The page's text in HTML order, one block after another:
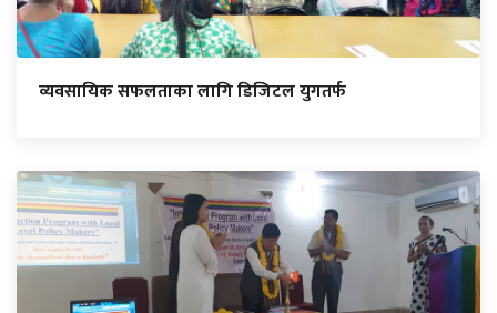
व्यवसायिक सफलताका लागि डिजिटल युगतर्फ